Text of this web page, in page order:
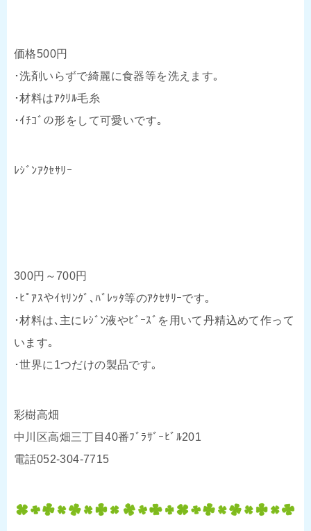
価格500円
･洗剤いらずで綺麗に食器等を洗えます｡
･材料はｱｸﾘﾙ毛糸
･ｲﾁｺﾞの形をして可愛いです｡
ﾚｼﾞﾝｱｸｾｻﾘｰ
300円～700円
･ﾋﾟｱｽやｲﾔﾘﾝｸﾞ､ﾊﾞﾚｯﾀ等のｱｸｾｻﾘｰです｡
･材料は､主にﾚｼﾞﾝ液やﾋﾞｰｽﾞを用いて丹精込めて作って
います｡
･世界に1つだけの製品です｡
彩樹高畑
中川区高畑三丁目40番ﾌﾞﾗｻﾞｰﾋﾞﾙ201
電話052-304-7715